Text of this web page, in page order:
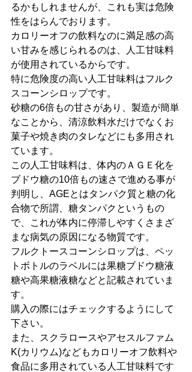
るかもしれませんが、これも実は危険
性をはらんでおります。
カロリーオフの飲料なのに満足感の高
い甘みを感じられるのは、人工甘味料
が使用されているからです。
特に危険度の高い人工甘味料はフルク
スコーンシロップです。
砂糖の6倍もの甘さがあり、製造が簡単
なことから、清涼飲料水だけでなくお
菓子や焼き肉のタレなどにも多用され
ています。
この人工甘味料は、体内のＡＧＥ化を
ブドウ糖の10倍もの速さで進める事が
判明し、AGEとはタンパク質と糖の化
合物で所謂、糖タンパクというもの
で、これが体内に停滞しやすくさまざ
まな病気の原因になる物質です。
フルクトースコーンシロップは、ペッ
トボトルのラベルには果糖ブドウ糖液
糖や高果糖液糖などと記載されていま
す。
購入の際にはチェックするようにして
下さい。
また、スクラロースやアセスルファム
K(カリウム)などもカロリーオフ飲料や
食品に多用されている人工甘味料です